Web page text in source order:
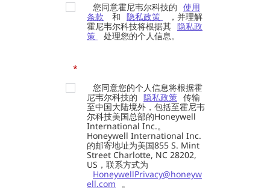
您同意霍尼韦尔科技的 使用
条款
和 隐私政策
，并理解
霍尼韦尔科技将根据其 隐私政
策
处理您的个人信息。
*
您同意您的个人信息将根据霍
尼韦尔科技的 隐私政策 传输
至中国大陆境外，包括至霍尼韦
尔科技美国总部的Honeywell
International Inc.。
Honeywell International Inc.
的邮寄地址为美国855 S. Mint
Street Charlotte, NC 28202,
US，联系方式为
HoneywellPrivacy@honeyw
ell.com
。